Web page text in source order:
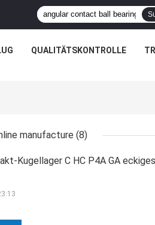
QUALITÄTSKONTROLLE
manufacture (8)
Kugellager C HC P4A GA eckiges